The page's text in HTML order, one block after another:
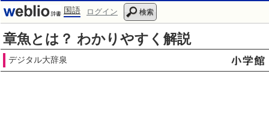
国語 ログイン 検索
章魚とは？ わかりやすく解説
デジタル大辞泉